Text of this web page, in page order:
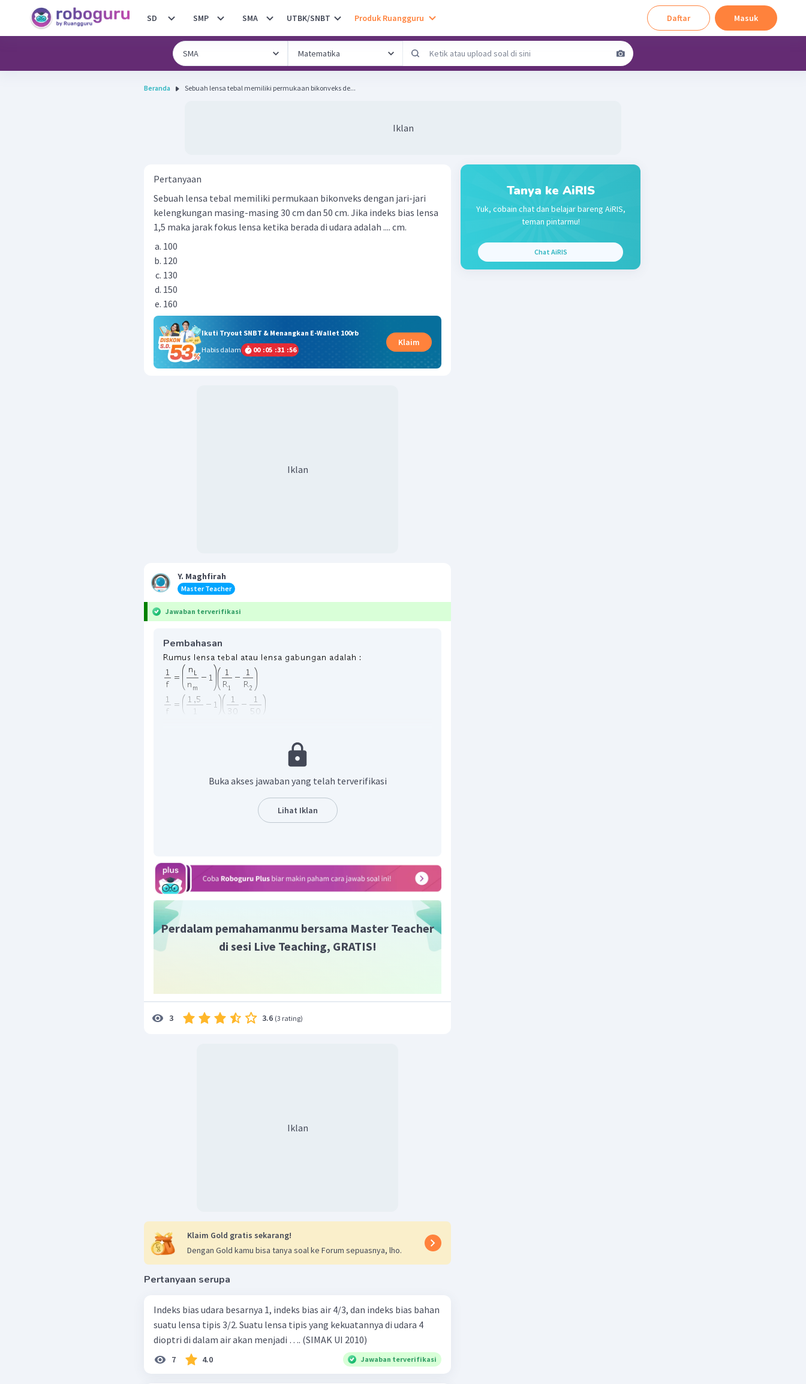
SD SMP SMA UTBK/SNBT Produk Ruangguru Daftar Masuk
Beranda Sebuah lensa tebal memiliki permukaan bikonveks de...
Iklan
Pertanyaan
Sebuah lensa tebal memiliki permukaan bikonveks dengan jari-jari
kelengkungan masing-masing 30 cm dan 50 cm. Jika indeks bias lensa
1,5 maka jarak fokus lensa ketika berada di udara adalah .... cm.
100
120
130
150
160
Ikuti Tryout SNBT & Menangkan E-Wallet 100rb
Habis dalam
00 :05 :31 :55
Klaim
Iklan
Y. Maghfirah
Master Teacher
Jawaban terverifikasi
Pembahasan
Buka akses jawaban yang telah terverifikasi
Lihat Iklan
Perdalam pemahamanmu bersama Master Teacher
di sesi Live Teaching, GRATIS!
3 3.6 (3 rating)
Iklan
Klaim Gold gratis sekarang!
Dengan Gold kamu bisa tanya soal ke Forum sepuasnya, lho.
Pertanyaan serupa
Indeks bias udara besarnya 1, indeks bias air 4/3, dan indeks bias bahan
suatu lensa tipis 3/2. Suatu lensa tipis yang kekuatannya di udara 4
dioptri di dalam air akan menjadi …. (SIMAK UI 2010)
7 4.0 Jawaban terverifikasi
Tanya ke AiRIS
Yuk, cobain chat dan belajar bareng AiRIS,
teman pintarmu!
Chat AiRIS